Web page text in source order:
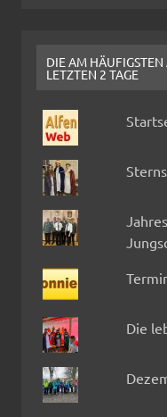
DIE AM HÄUFIGSTEN
LETZTEN 2 TAGE
Die